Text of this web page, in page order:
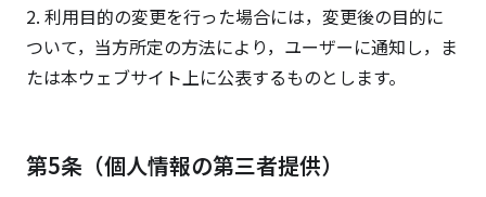
2. 利用目的の変更を行った場合には，変更後の目的に
ついて，当方所定の方法により，ユーザーに通知し，ま
たは本ウェブサイト上に公表するものとします。
第5条（個人情報の第三者提供）